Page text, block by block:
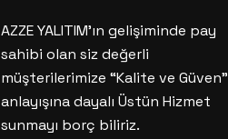
AZZE YALITIM’ın gelişiminde pay
sahibi olan siz değerli
müşterilerimize “Kalite ve Güven”
anlayışına dayalı Üstün Hizmet
sunmayı borç biliriz.